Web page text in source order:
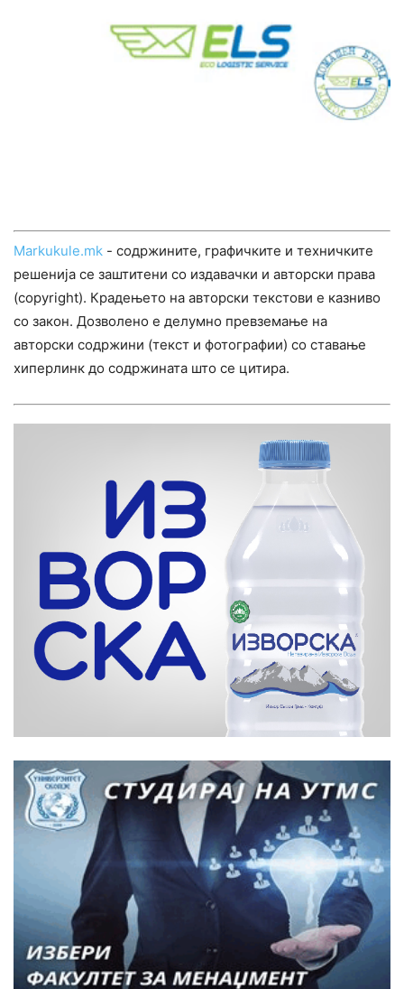
Markukule.mk - содржините, графичките и техничките
решенија се заштитени со издавачки и авторски права
(copyright). Крадењето на авторски текстови е казниво
со закон. Дозволено е делумно превземање на
авторски содржини (текст и фотографии) со ставање
хиперлинк до содржината што се цитира.